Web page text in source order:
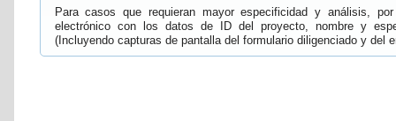
Para casos que requieran mayor especificidad y análisis,
electrónico con los datos de ID del proyecto, nombre y
(Incluyendo capturas de pantalla del formulario diligenciado y del